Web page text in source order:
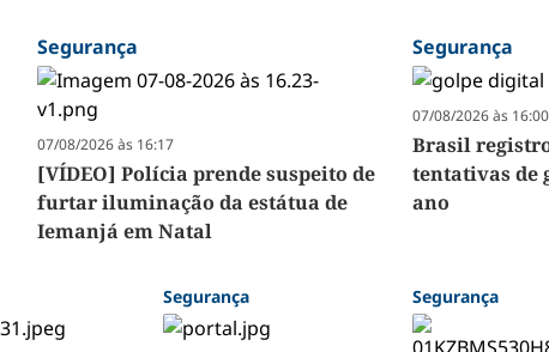
Segurança
07/08/2026 às 16:17
[VÍDEO] Polícia prende suspeito de
furtar iluminação da estátua de
Iemanjá em Natal
Segurança
07/08/2026 às 16:00
Brasil
tentativas de
ano
Segurança Segurança